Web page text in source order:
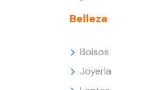
Belleza
Bolsos
Joyería